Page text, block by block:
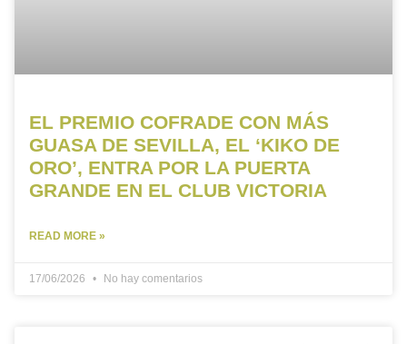
EL PREMIO COFRADE CON MÁS
GUASA DE SEVILLA, EL ‘KIKO DE
ORO’, ENTRA POR LA PUERTA
GRANDE EN EL CLUB VICTORIA
READ MORE »
17/06/2026 No hay comentarios